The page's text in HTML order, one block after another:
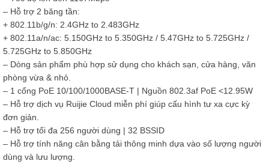
– Hỗ trợ 2 băng tần:
+ 802.11b/g/n: 2.4GHz to 2.483GHz
+ 802.11a/n/ac: 5.150GHz to 5.350GHz / 5.47GHz to 5.725GHz /
5.725GHz to 5.850GHz
– Dòng sản phẩm phù hợp sử dụng cho khách sạn, cửa hàng, văn
phòng vừa & nhỏ.
– 1 cổng PoE 10/100/1000BASE-T | Nguồn 802.3af PoE <12.95W
– Hỗ trợ dịch vụ Ruijie Cloud miễn phí giúp cấu hình tư xa cực kỳ
đơn giản.
– Hỗ trợ tối đa 256 người dùng | 32 BSSID
– Hỗ trợ tính năng cân bằng tải thông minh dựa vào số lượng người
dùng và lưu lượng.